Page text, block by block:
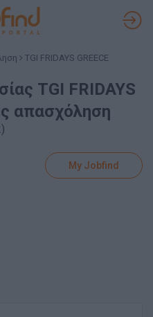
TGI FRIDAYS GREECE
TGI FRIDAYS
απασχόληση
My Jobfind